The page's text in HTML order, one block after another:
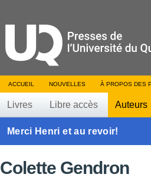
ACCUEIL NOUVELLES À PROPOS DES
Livres Libre accès Auteurs
Merci Henri et au revoir!
Colette Gendron